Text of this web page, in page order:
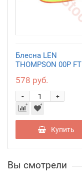
Блесна LEN
THOMPSON 00P FT
578 руб.
+
-
Купить
Вы смотрели